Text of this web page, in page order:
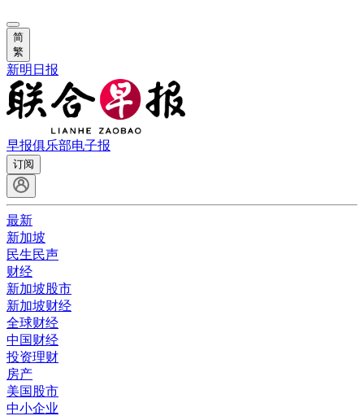
简
繁
新明日报
早报俱乐部电子报
订阅
最新
新加坡
民生民声
财经
新加坡股市
新加坡财经
全球财经
中国财经
投资理财
房产
美国股市
中小企业